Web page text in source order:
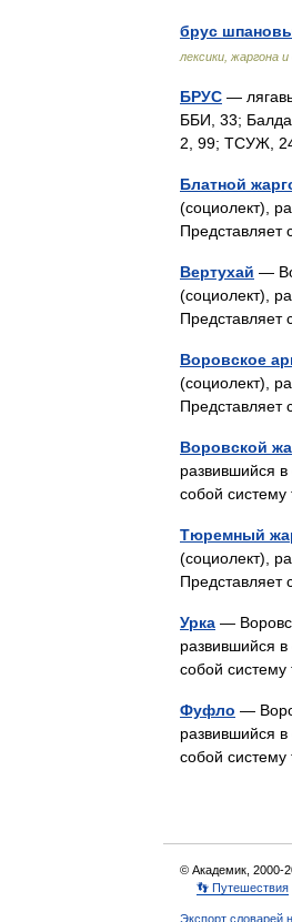
брус
лексики, жаргона и
БРУС —
ББИ, 33;
2, 99; ТСУЖ,
Блатной
(социолект),
Вертухай —
(социолект),
Воровское
(социолект),
Воровской
развившийся
собой
Тюремный
(социолект),
Урка —
развившийся
собой
Фуфло —
развившийся
собой
© Академик, 2000-
👣 Путешествия
Экспорт словарей